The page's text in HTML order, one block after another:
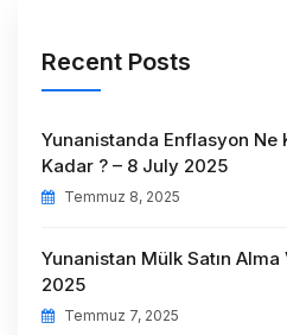
Recent Posts
Yunanistanda Enflasyon Ne
Kadar ? – 8 July 2025
Temmuz 8, 2025
Yunanistan Mülk Satın
2025
Temmuz 7, 2025